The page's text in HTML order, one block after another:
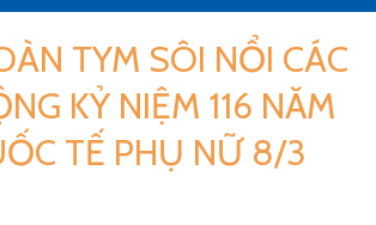
TYM SÔI NỔI CÁC
KỶ NIỆM 116 NĂM
TẾ PHỤ NỮ 8/3